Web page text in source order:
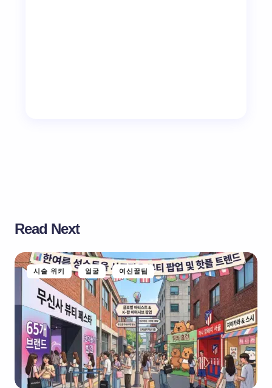
Read Next
시술 위키 얼굴 여신꿀팁